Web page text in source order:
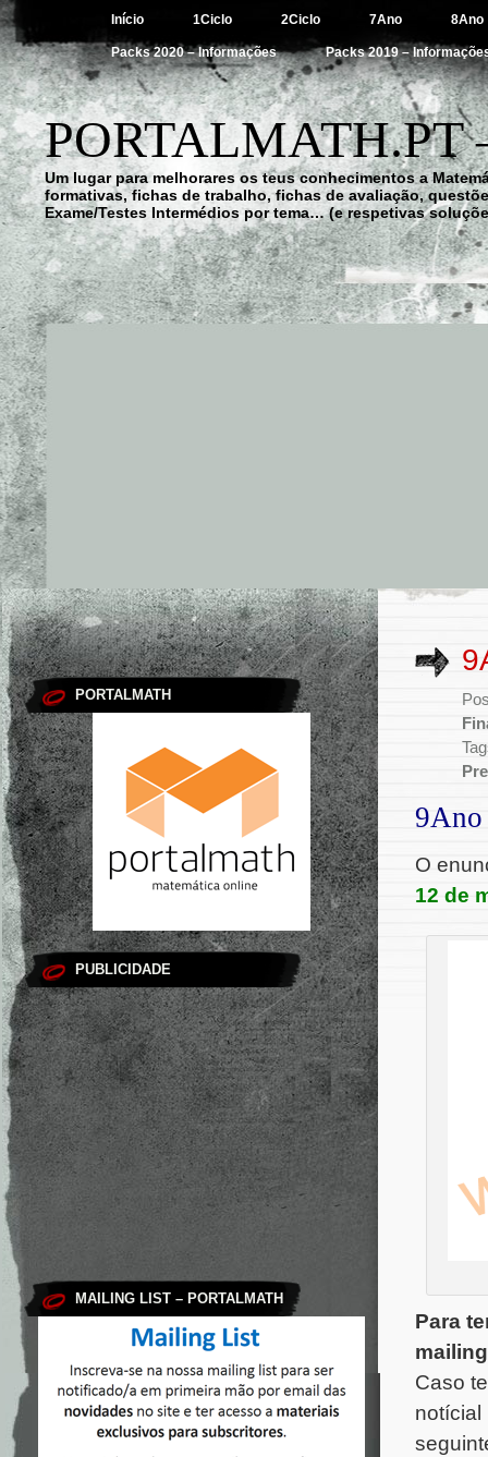
Início 1Ciclo 2Ciclo 7Ano 8Ano
Packs 2020 – Informações Packs 2019 –
Um lugar para melhorares os teus conhecimentos a
formativas, fichas de trabalho, fichas de avaliação,
Exame/Testes Intermédios por tema… (e respetivas
PORTALMATH
PUBLICIDADE
MAILING LIST – PORTALMATH
9Ano
O
12 de
Para
Caso
notícial